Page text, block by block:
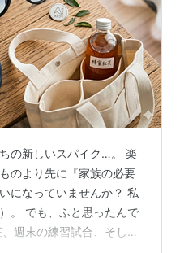
の新しいスパイク…。 楽
のより先に『家族の必要
になっていませんか？ 私
。 でも、ふと思ったんで
週末の練習試合、そして